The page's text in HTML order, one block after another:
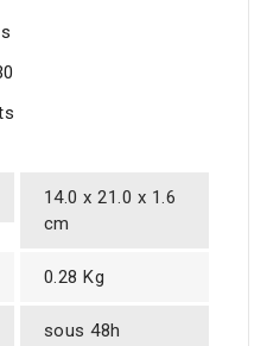
14.0 x 21.0 x 1.6
cm
0.28 Kg
sous 48h